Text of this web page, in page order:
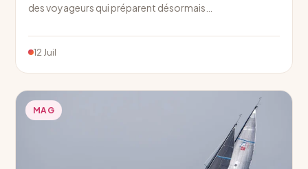
des voyageurs qui préparent désormais…
12 Juil
MAG